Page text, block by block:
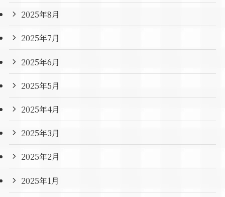
2025年8月
2025年7月
2025年6月
2025年5月
2025年4月
2025年3月
2025年2月
2025年1月